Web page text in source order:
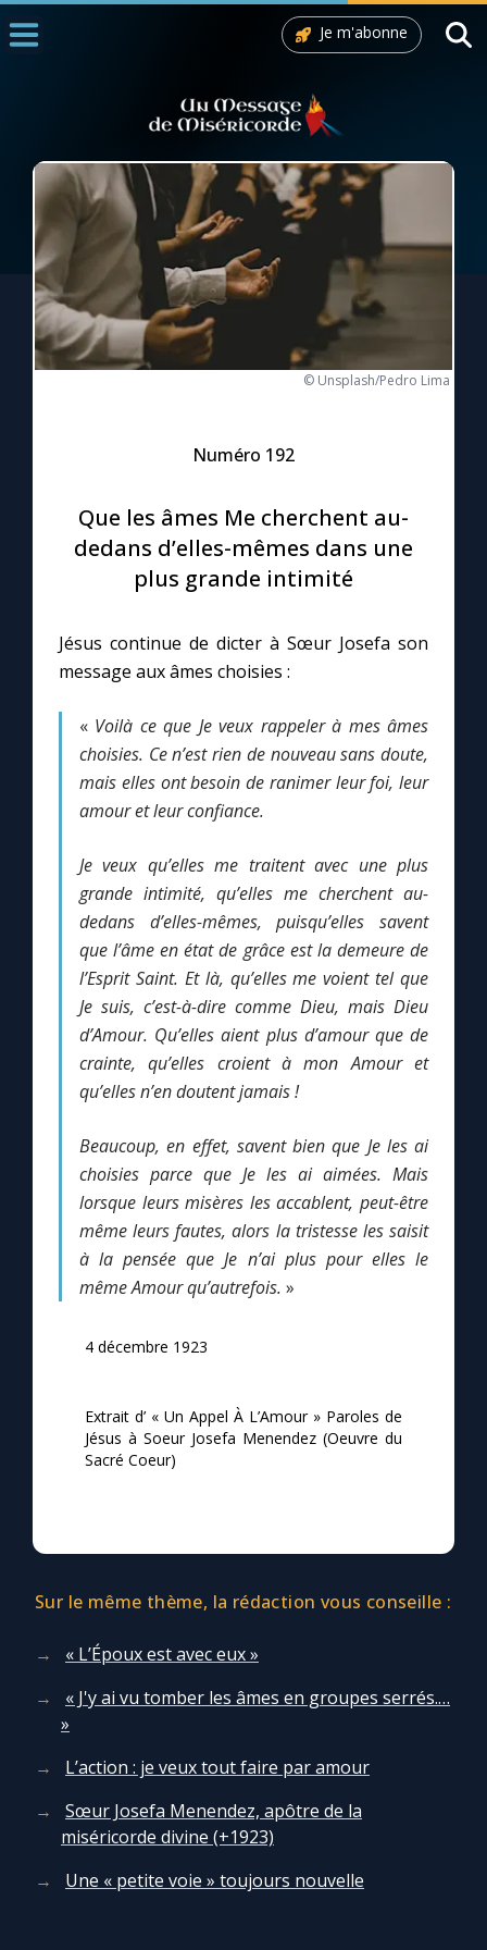
1000 Raisons de Croire
L'actualité de la semaine
La chaîne Youtube
Le compte Tiktok
Le site internet
Questions-réponses
Prier au quotidien
L'Évangile chaque jour
Les premiers samedis du mois
Marie qui défait les nœuds
Me consacrer à Jésus par Marie
Mes intentions de prière
Une Minute avec Marie
Une neuvaine
1000 Raisons de Croire
Chapelet pour le monde
Faire un don
Marie de Nazareth
Je m'abonne
© Unsplash/Pedro Lima
Numéro 192
Que les âmes Me cherchent au-
dedans d’elles-mêmes dans une
plus grande intimité
Jésus continue de dicter à Sœur Josefa son
message aux âmes choisies :
« Voilà ce que Je veux rappeler à mes âmes
choisies. Ce n’est rien de nouveau sans doute,
mais elles ont besoin de ranimer leur foi, leur
amour et leur confiance.
Je veux qu’elles me traitent avec une plus
grande intimité, qu’elles me cherchent au-
dedans d’elles-mêmes, puisqu’elles savent
que l’âme en état de grâce est la demeure de
l’Esprit Saint. Et là, qu’elles me voient tel que
Je suis, c’est-à-dire comme Dieu, mais Dieu
d’Amour. Qu’elles aient plus d’amour que de
crainte, qu’elles croient à mon Amour et
qu’elles n’en doutent jamais !
Beaucoup, en effet, savent bien que Je les ai
choisies parce que Je les ai aimées. Mais
lorsque leurs misères les accablent, peut-être
même leurs fautes, alors la tristesse les saisit
à la pensée que Je n’ai plus pour elles le
même Amour qu’autrefois. »
4 décembre 1923
Extrait d’ « Un Appel À L’Amour » Paroles de
Jésus à Soeur Josefa Menendez (Oeuvre du
Sacré Coeur)
Sur le même thème, la rédaction vous conseille :
« L’Époux est avec eux »
« J'y ai vu tomber les âmes en groupes serrés.…
»
L’action : je veux tout faire par amour
Sœur Josefa Menendez, apôtre de la
miséricorde divine (+1923)
Une « petite voie » toujours nouvelle